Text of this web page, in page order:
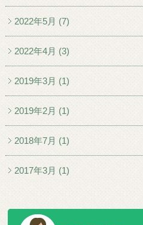
2022年5月 (7)
2022年4月 (3)
2019年3月 (1)
2019年2月 (1)
2018年7月 (1)
2017年3月 (1)